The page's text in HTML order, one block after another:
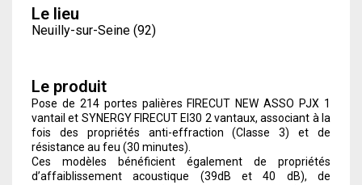
Le lieu
Neuilly-sur-Seine (92)
Le produit
Pose de 214 portes palières FIRECUT NEW ASSO PJX 1
vantail et SYNERGY FIRECUT EI30 2 vantaux, associant à la
fois des propriétés anti-effraction (Classe 3) et de
résistance au feu (30 minutes).
Ces modèles bénéficient également de propriétés
d’affaiblissement acoustique (39dB et 40 dB), de